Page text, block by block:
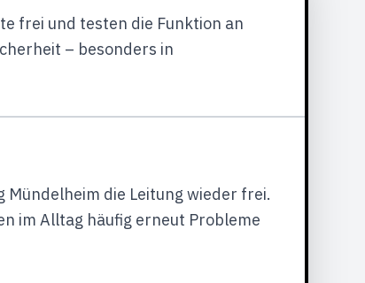
frei und testen die Funktion an
– besonders in
die Leitung wieder frei.
im Alltag häufig erneut Probleme